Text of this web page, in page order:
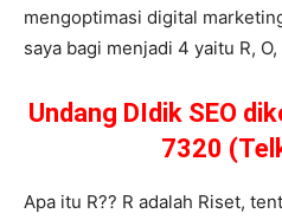
mengoptimasi digital
saya bagi menjadi 4 yaitu R, O,
Undang DIdik SEO
7320
Apa itu R?? R adalah Riset,